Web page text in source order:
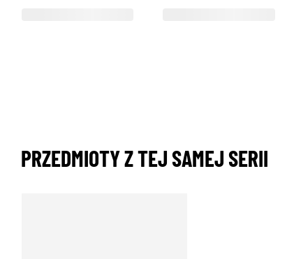
PRZEDMIOTY Z TEJ SAMEJ SERII